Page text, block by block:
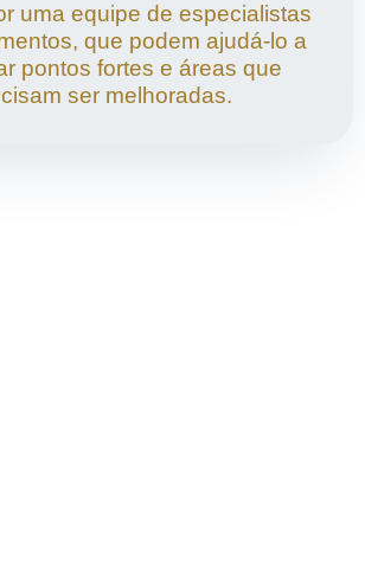
uma equipe de especialistas
que podem ajudá-lo a
pontos fortes e áreas que
ser melhoradas.